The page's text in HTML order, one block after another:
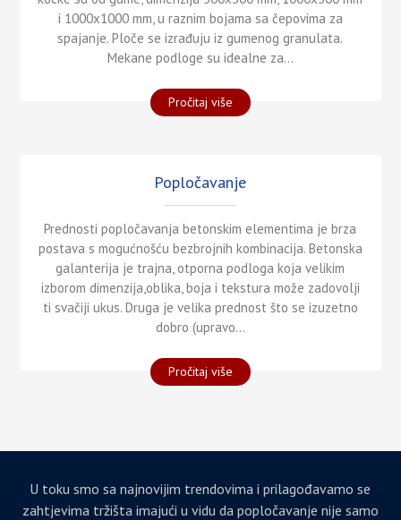
i 1000x1000 mm, u raznim bojama sa čepovima za
spajanje. Ploče se izrađuju iz gumenog granulata.
Mekane podloge su idealne za...
Pročitaj više"Antistres
podloge"
Popločavanje
Prednosti popločavanja betonskim elementima je brza
postava s mogućnošću bezbrojnih kombinacija. Betonska
galanterija je trajna, otporna podloga koja velikim
izborom dimenzija,oblika, boja i tekstura može zadovolji
ti svačiji ukus. Druga je velika prednost što se izuzetno
dobro (upravo...
Pročitaj više"Popločavanje"
U toku smo sa najnovijim trendovima i prilagođavamo se
zahtjevima tržišta imajući u vidu da popločavanje nije samo